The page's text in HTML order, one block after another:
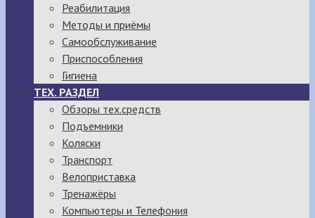
Реабилитация
Методы и приёмы
Самообслуживание
Приспособления
Гигиена
ТЕХ. РАЗДЕЛ
Обзоры тех.средств
Подъемники
Коляски
Транспорт
Велоприставка
Тренажёры
Компьютеры и Телефония